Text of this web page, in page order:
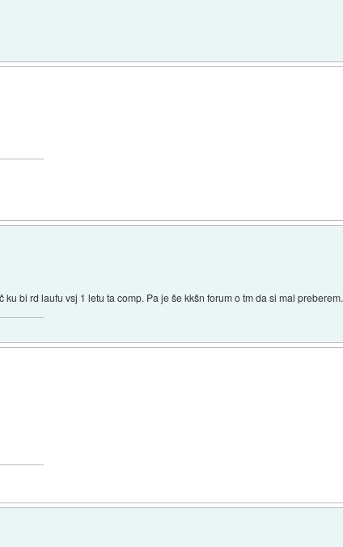
bi rd laufu vsj 1 letu ta comp. Pa je še kkšn forum o tm da si mal preberem.